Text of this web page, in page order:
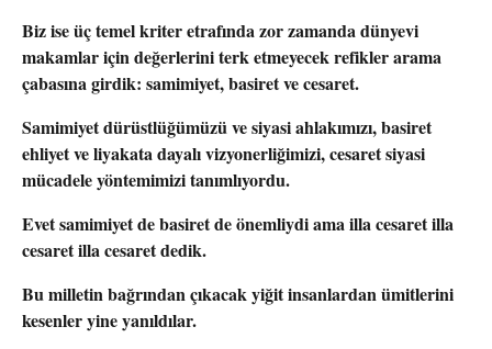
Biz ise üç temel kriter etrafında zor zamanda dünyevi
makamlar için değerlerini terk etmeyecek refikler arama
çabasına girdik: samimiyet, basiret ve cesaret.
Samimiyet dürüstlüğümüzü ve siyasi ahlakımızı, basiret
ehliyet ve liyakata dayalı vizyonerliğimizi, cesaret siyasi
mücadele yöntemimizi tanımlıyordu.
Evet samimiyet de basiret de önemliydi ama illa cesaret illa
cesaret illa cesaret dedik.
Bu milletin bağrından çıkacak yiğit insanlardan ümitlerini
kesenler yine yanıldılar.